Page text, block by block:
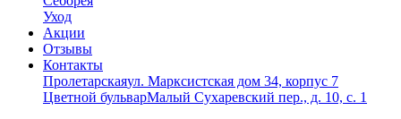
Уход
Акции
Отзывы
Контакты
Пролетарскаяул. Марксистская дом 34, корпус 7
Цветной бульварМалый Сухаревский пер., д. 10, с. 1